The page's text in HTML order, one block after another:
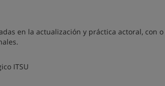
en la actualización y práctica actoral, con
ITSU